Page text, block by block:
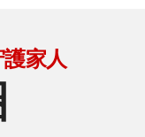
家人